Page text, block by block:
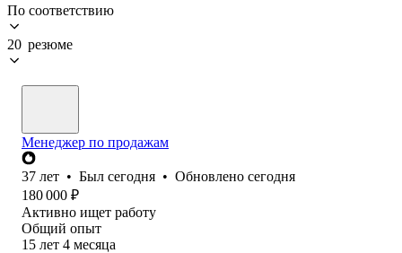
По соответствию
20 резюме
Менеджер по продажам
37 лет • Был сегодня • Обновлено сегодня
180 000 ₽
Активно ищет работу
Общий опыт
15 лет 4 месяца